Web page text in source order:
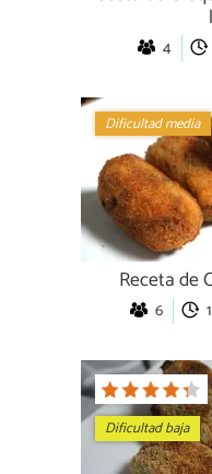
4
Dificultad media
Receta de
6
Dificultad baja